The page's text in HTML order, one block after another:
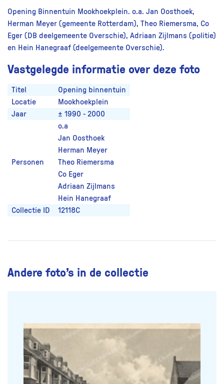
Opening Binnentuin Mookhoekplein. o.a. Jan Oosthoek,
Herman Meyer (gemeente Rotterdam), Theo Riemersma, Co
Eger (DB deelgemeente Overschie), Adriaan Zijlmans (politie)
en Hein Hanegraaf (deelgemeente Overschie).
Vastgelegde informatie over deze foto
Titel
Opening binnentuin
Locatie
Mookhoekplein
Jaar
± 1990 - 2000
Personen
o.a
Jan Oosthoek
Herman Meyer
Theo Riemersma
Co Eger
Adriaan Zijlmans
Hein Hanegraaf
Collectie ID
12118C
Andere foto’s in de collectie